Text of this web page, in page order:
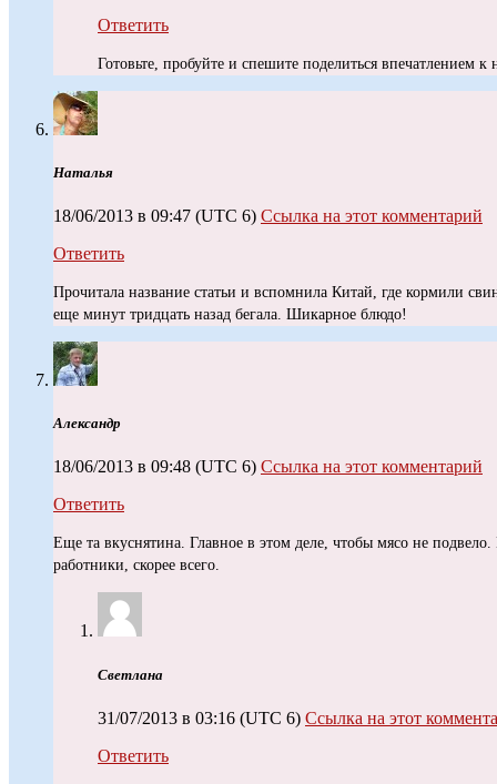
Ответить
Готовьте, пробуйте и спешите поделиться впечатлением к
Наталья
18/06/2013 в 09:47 (UTC 6) Ссылка на этот комментарий
Ответить
Прочитала название статьи и вспомнила Китай, где кормили
еще минут тридцать назад бегала. Шикарное блюдо!
Александр
18/06/2013 в 09:48 (UTC 6) Ссылка на этот комментарий
Ответить
Еще та вкуснятина. Главное в этом деле, чтобы мясо не
работники, скорее всего.
Светлана
31/07/2013 в 03:16 (UTC 6) Ссылка на этот
Ответить